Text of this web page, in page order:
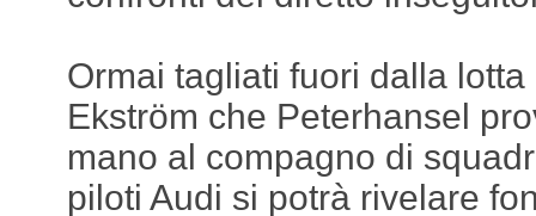
Ormai tagliati fuori dalla
Ekström che Peterhansel
mano al compagno di
piloti Audi si potrà rivelare